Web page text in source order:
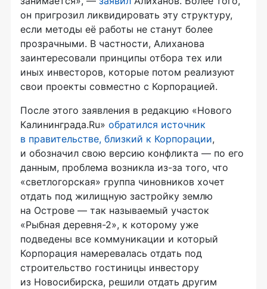
он пригрозил ликвидировать эту структуру,
если методы её работы не станут более
прозрачными. В частности, Алиханова
заинтересовали принципы отбора тех или
иных инвесторов, которые потом реализуют
свои проекты совместно с Корпорацией.
После этого заявления в редакцию «Нового
Калининграда.Ru» обратился источник
в правительстве, близкий к Корпорации,
и обозначил свою версию конфликта — по его
данным, проблема возникла из-за того, что
«светлогорская» группа чиновников хочет
отдать под жилищную застройку землю
на Острове — так называемый участок
«Рыбная деревня-2», к которому уже
подведены все коммуникации и который
Корпорация намеревалась отдать под
строительство гостиницы инвестору
из Новосибирска, решили отдать другим